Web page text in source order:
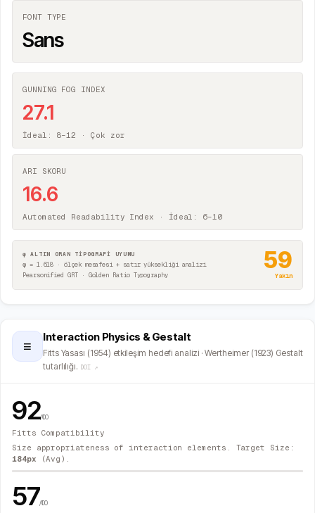
FONT TYPE
Sans
GUNNING FOG INDEX
27.1
İdeal: 8–12 · Çok zor
ARI SKORU
16.6
Automated Readability Index · İdeal: 6–10
φ ALTIN ORAN TİPOGRAFİ UYUMU
φ = 1.618 · ölçek mesafesi + satır yüksekliği analizi
Pearsonified GRT · Golden Ratio Typography
59
Yakın
≡
Interaction Physics & Gestalt
Fitts Yasası (1954) etkileşim hedefi analizi · Wertheimer (1923) Gestalt
tutarlılığı. DOI ↗
92/100
Fitts Compatibility
Size appropriateness of interaction elements. Target Size:
184px (Avg).
57/100